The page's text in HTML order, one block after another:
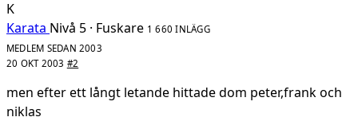
K
Karata Nivå 5 · Fuskare 1 660 INLÄGG
MEDLEM SEDAN 2003
20 OKT 2003 #2
men efter ett långt letande hittade dom peter,frank och
niklas